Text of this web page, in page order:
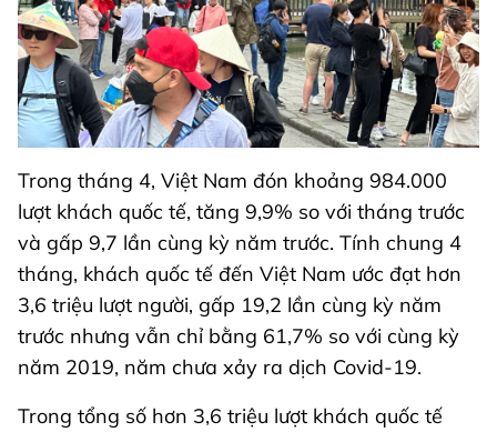
Trong tháng 4, Việt Nam đón khoảng 984.000
lượt khách quốc tế, tăng 9,9% so với tháng trước
và gấp 9,7 lần cùng kỳ năm trước. Tính chung 4
tháng, khách quốc tế đến Việt Nam ước đạt hơn
3,6 triệu lượt người, gấp 19,2 lần cùng kỳ năm
trước nhưng vẫn chỉ bằng 61,7% so với cùng kỳ
năm 2019, năm chưa xảy ra dịch Covid-19.
Trong tổng số hơn 3,6 triệu lượt khách quốc tế